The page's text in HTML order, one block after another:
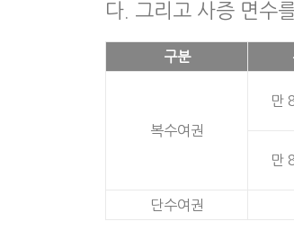
다. 그리고 사증 면수
구분
복수여권
만
만
단수여권